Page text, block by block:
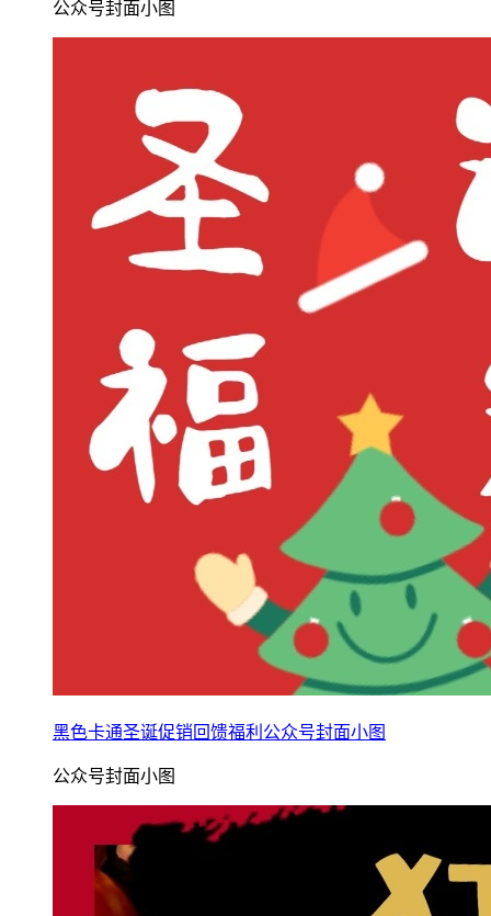
公众号封面小图
黑色卡通圣诞促销回馈福利公众号封面小图
公众号封面小图